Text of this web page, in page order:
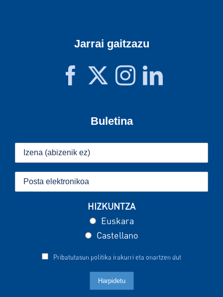
Jarrai gaitzazu
Buletina
HIZKUNTZA
Euskara
Castellano
Pribatutasun politika irakurri eta onartzen dut